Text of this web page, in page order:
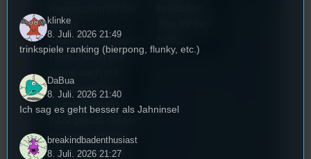
älteste
Stummfilmfestivals
Deutschland und
dem deutschen
Stummfilmpreis
Sommer geht das
Festival in die 44.
klinke
8. Juli. 2026 21:49
trinkspiele ranking (bierpong, flunky, etc.)
DaBua
8. Juli. 2026 21:40
Ich sag es geht besser als Jahninsel
breakindbadenthusiast
8. Juli. 2026 21:27